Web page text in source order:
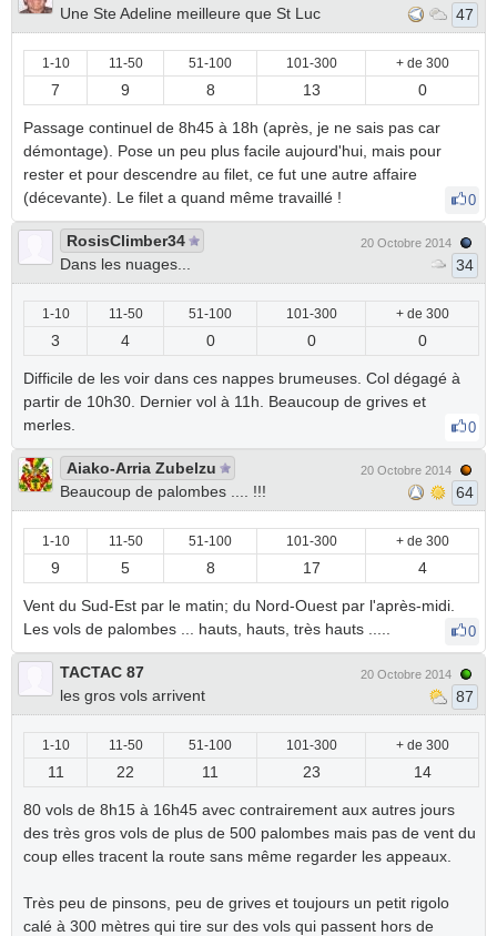
Une Ste Adeline meilleure que St Luc
47
1-10 11-50 51-100 101-300 + de 300
7 9 8 13 0
Passage continuel de 8h45 à 18h (après, je ne sais pas car
démontage). Pose un peu plus facile aujourd'hui, mais pour
rester et pour descendre au filet, ce fut une autre affaire
(décevante). Le filet a quand même travaillé !
0
RosisClimber34
Dans les nuages...
20 Octobre 2014
34
1-10 11-50 51-100 101-300 + de 300
3 4 0 0 0
Difficile de les voir dans ces nappes brumeuses. Col dégagé à
partir de 10h30. Dernier vol à 11h. Beaucoup de grives et
merles.
0
Aiako-Arria Zubelzu
Beaucoup de palombes .... !!!
20 Octobre 2014
64
1-10 11-50 51-100 101-300 + de 300
9 5 8 17 4
Vent du Sud-Est par le matin; du Nord-Ouest par l'après-midi.
Les vols de palombes ... hauts, hauts, très hauts .....
0
TACTAC 87
les gros vols arrivent
20 Octobre 2014
87
1-10 11-50 51-100 101-300 + de 300
11 22 11 23 14
80 vols de 8h15 à 16h45 avec contrairement aux autres jours
des très gros vols de plus de 500 palombes mais pas de vent du
coup elles tracent la route sans même regarder les appeaux.
Très peu de pinsons, peu de grives et toujours un petit rigolo
calé à 300 mètres qui tire sur des vols qui passent hors de